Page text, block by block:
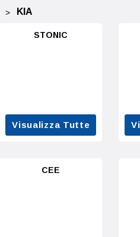
KIA
STONIC
Visualizza Tutte
CEE